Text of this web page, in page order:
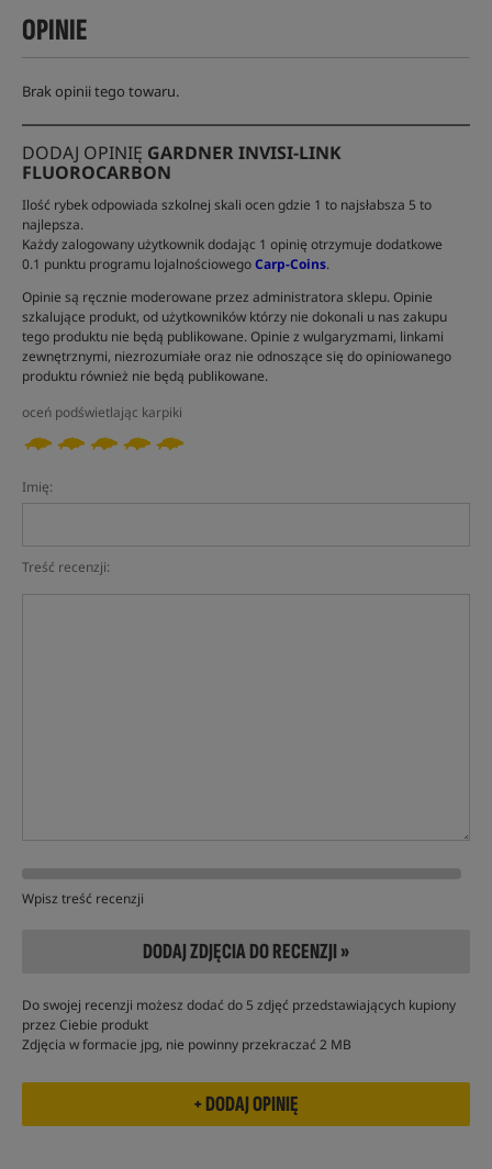
OPINIE
Brak opinii tego towaru.
DODAJ OPINIĘ GARDNER INVISI-LINK
FLUOROCARBON
Ilość rybek odpowiada szkolnej skali ocen gdzie 1 to najsłabsza 5 to
najlepsza.
Każdy zalogowany użytkownik dodając 1 opinię otrzymuje dodatkowe
0.1 punktu programu lojalnościowegoCarp-Coins.
Opinie są ręcznie moderowane przez administratora sklepu. Opinie
szkalujące produkt, od użytkowników którzy nie dokonali u nas zakupu
tego produktu nie będą publikowane. Opinie z wulgaryzmami, linkami
zewnętrznymi, niezrozumiałe oraz nie odnoszące się do opiniowanego
produktu również nie będą publikowane.
oceń podświetlając karpiki
Imię:
Treść recenzji:
Wpisz treść recenzji
DODAJ ZDJĘCIA DO RECENZJI »
Do swojej recenzji możesz dodać do 5 zdjęć przedstawiających kupiony
przez Ciebie produkt
Zdjęcia w formacie jpg, nie powinny przekraczać 2 MB